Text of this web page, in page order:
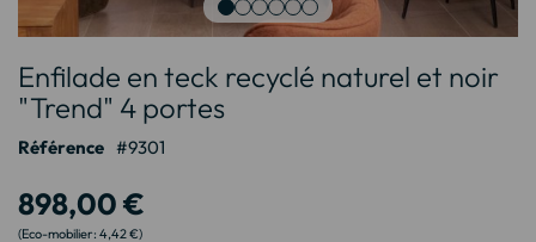
au
début
la
d’images
Enfilade en teck recyclé naturel et noir
"Trend" 4 portes
Référence 9301
898,00 €
4,42 €